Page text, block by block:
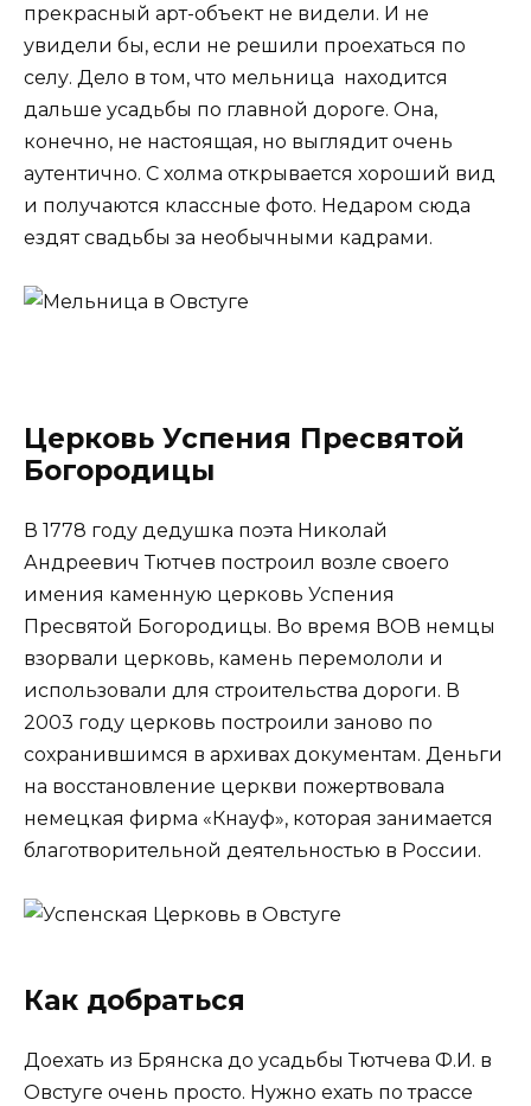
прекрасный арт-объект не видели. И не
увидели бы, если не решили проехаться по
селу. Дело в том, что мельница находится
дальше усадьбы по главной дороге. Она,
конечно, не настоящая, но выглядит очень
аутентично. С холма открывается хороший вид
и получаются классные фото. Недаром сюда
ездят свадьбы за необычными кадрами.
Церковь Успения Пресвятой
Богородицы
В 1778 году дедушка поэта Николай
Андреевич Тютчев построил возле своего
имения каменную церковь Успения
Пресвятой Богородицы. Во время ВОВ немцы
взорвали церковь, камень перемололи и
использовали для строительства дороги. В
2003 году церковь построили заново по
сохранившимся в архивах документам. Деньги
на восстановление церкви пожертвовала
немецкая фирма «Кнауф», которая занимается
благотворительной деятельностью в России.
Как добраться
Доехать из Брянска до усадьбы Тютчева Ф.И. в
Овстуге очень просто. Нужно ехать по трассе